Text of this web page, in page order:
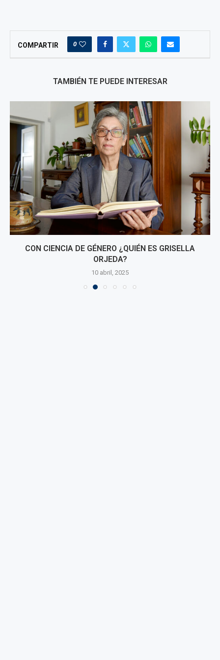
COMPARTIR 0
TAMBIÉN TE PUEDE INTERESAR
CON CIENCIA DE GÉNERO ¿QUIÉN ES GRISELLA
ORJEDA?
10 abril, 2025